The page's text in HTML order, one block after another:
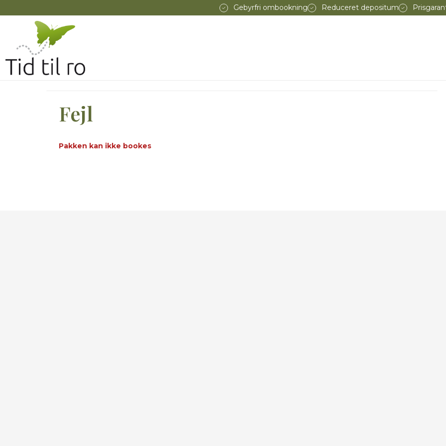
Gebyrfri ombookning Reduceret depositum
Fejl
Pakken kan ikke bookes